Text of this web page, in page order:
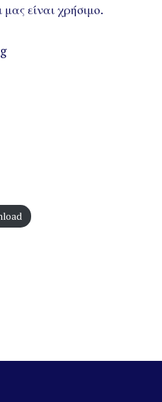
είναι χρήσιμο.